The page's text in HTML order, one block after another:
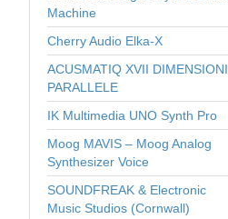
Machine
Cherry Audio Elka-X
ACUSMATIQ XVII DIMENSIONI
PARALLELE
IK Multimedia UNO Synth Pro
Moog MAVIS – Moog Analog
Synthesizer Voice
SOUNDFREAK & Electronic
Music Studios (Cornwall)